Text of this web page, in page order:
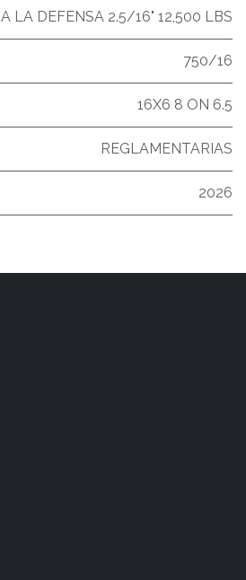
A LA DEFENSA 2.5/16" 12,500 LBS
750/16
16X6 8 ON 6.5
REGLAMENTARIAS
2026